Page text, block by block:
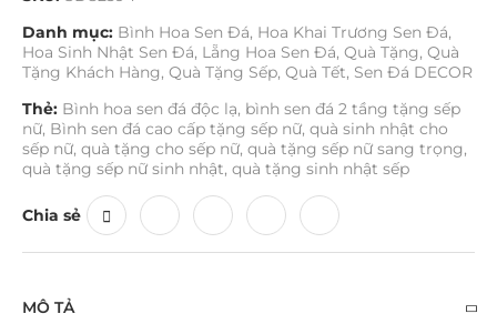
Danh mục: Bình Hoa Sen Đá, Hoa Khai Trương Sen Đá,
Hoa Sinh Nhật Sen Đá, Lẵng Hoa Sen Đá, Quà Tặng, Quà
Tặng Khách Hàng, Quà Tặng Sếp, Quà Tết, Sen Đá DECOR
Thẻ: Bình hoa sen đá độc lạ, bình sen đá 2 tầng tặng sếp
nữ, Bình sen đá cao cấp tặng sếp nữ, quà sinh nhật cho
sếp nữ, quà tặng cho sếp nữ, quà tặng sếp nữ sang trọng,
quà tặng sếp nữ sinh nhật, quà tặng sinh nhật sếp
Chia sẻ
MÔ TẢ